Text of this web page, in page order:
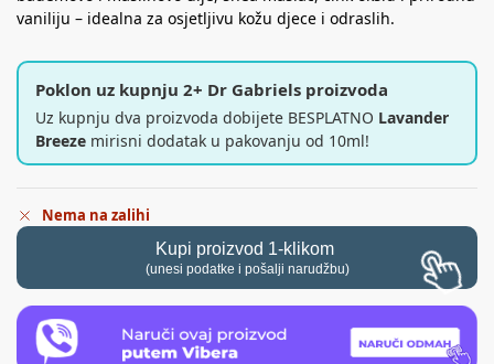
vaniliju – idealna za osjetljivu kožu djece i odraslih.
Poklon uz kupnju 2+ Dr Gabriels proizvoda
Uz kupnju dva proizvoda dobijete BESPLATNO Lavander
Breeze mirisni dodatak u pakovanju od 10ml!
Nema na zalihi
Kupi proizvod 1-klikom
(unesi podatke i pošalji narudžbu)